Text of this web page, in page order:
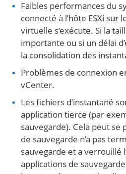
Faibles performances du
connecté à l’hôte ESXi sur
virtuelle s’exécute. Si la
importante ou si un délai
la consolidation des
Problèmes de connexion
vCenter.
Les fichiers d’instantané
application tierce (par
sauvegarde). Cela peut se
de sauvegarde n’a pas
sauvegarde et a verrouillé
applications de